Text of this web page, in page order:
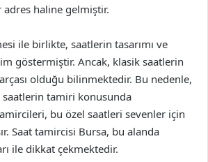
haline gelmiştir.
ile birlikte, saatlerin tasarımı ve
göstermiştir. Ancak, klasik saatlerin
olduğu bilinmektedir. Bu nedenle,
tamiri konusunda
bu özel saatleri sevenler için
Saat tamircisi Bursa, bu alanda
ile dikkat çekmektedir.